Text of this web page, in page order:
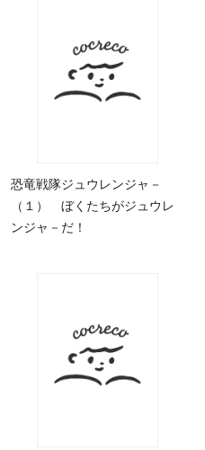
恐竜戦隊ジュウレンジャ－
（１） ぼくたちがジュウレ
ンジャ－だ！